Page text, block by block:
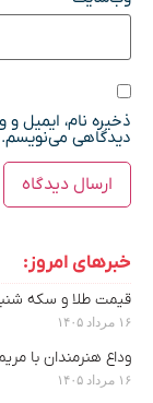
ذخیره نام، ایمیل
دیدگاهی می‌نویسم.
خبرهای امروز:
قیمت طلا و سکه شنبه ۱۷ مرداد/ قیمت‌ها
۱۶ مرداد ۱۴۰۵
وداع هنرمندان با
۱۶ مرداد ۱۴۰۵